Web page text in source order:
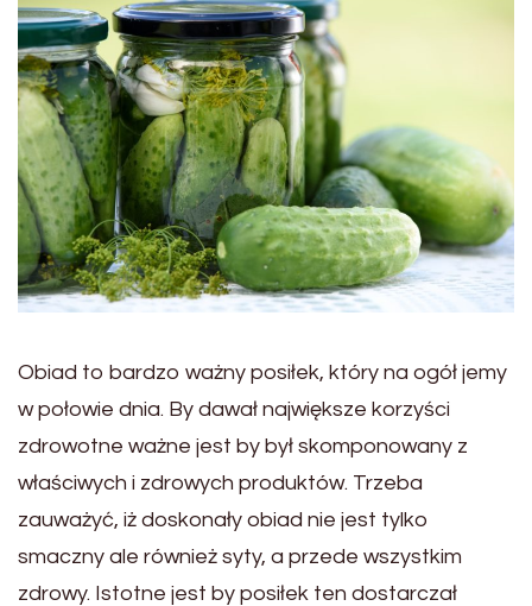
Obiad to bardzo ważny posiłek, który na ogół jemy
w połowie dnia. By dawał największe korzyści
zdrowotne ważne jest by był skomponowany z
właściwych i zdrowych produktów. Trzeba
zauważyć, iż doskonały obiad nie jest tylko
smaczny ale również syty, a przede wszystkim
zdrowy. Istotne jest by posiłek ten dostarczał